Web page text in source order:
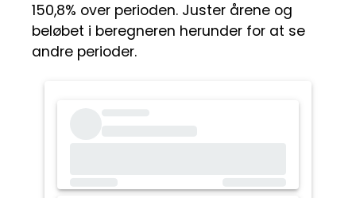
150,8% over perioden. Juster årene og
beløbet i beregneren herunder for at se
andre perioder.